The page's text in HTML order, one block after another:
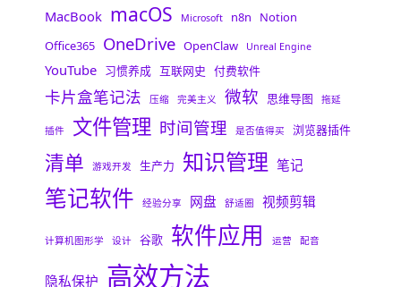
MacBook macOS Microsoft n8n
Notion
Office365 OneDrive OpenClaw Unreal Engine
YouTube 习惯养成 互联网史 付费软件
卡片盒笔记法 压缩 完美主义 微软 思维导图 拖延
插件 文件管理 时间管理 是否值得买 浏览器插件
清单 游戏开发 生产力 知识管理 笔记
笔记软件 经验分享 网盘 舒适圈 视频剪辑
计算机图形学 设计 谷歌 软件应用 运营 配音
隐私保护 高效方法